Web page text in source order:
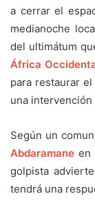
a cerrar el
medianoche
del ultimátum
África
para restaurar
una intervención
Según un
Abdaramane en
golpista
tendrá una